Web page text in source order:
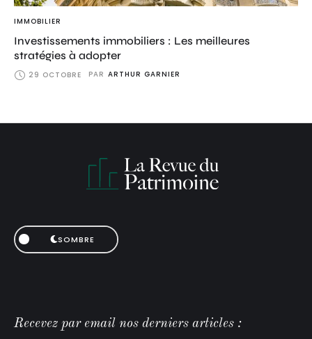
IMMOBILIER
Investissements immobiliers : Les meilleures
stratégies à adopter
29 OCTOBRE PAR ARTHUR GARNIER
SOMBRE
Recevez par email nos derniers articles :